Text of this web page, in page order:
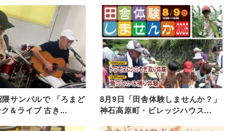
サンパルで 「ろまど
＆ライブ 古き...
8月9日「田舎体験しませんか？」
神石高原町・ビレッジハウス...